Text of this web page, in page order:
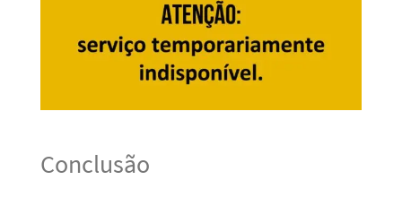
Conclusão